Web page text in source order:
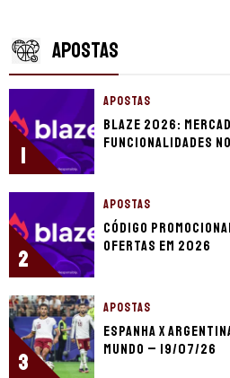
APOSTAS
1
APOSTAS
Blaze 2026:
funcionalidades
2
APOSTAS
Código
ofertas em 2026
3
APOSTAS
Espanha x
Mundo – 19/07/26